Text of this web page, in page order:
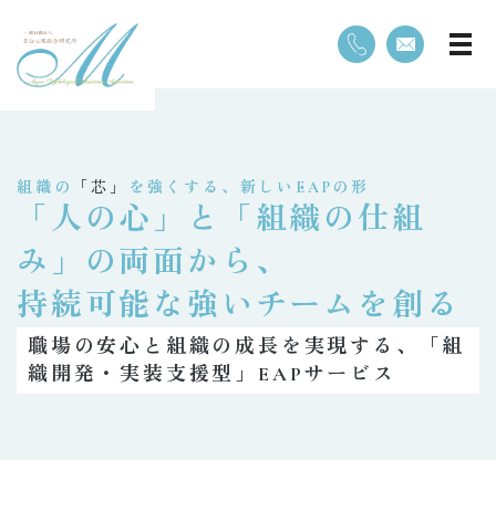
組織の 「芯」 を強くする、新しいEAPの形
「人の心」と「組織の仕組
み」の両面から、
持続可能な強いチームを創る
職場の安心と組織の成長を実現する、「組
織開発・実装支援型」EAPサービス